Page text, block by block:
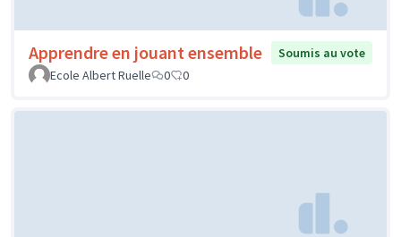
Apprendre en jouant ensemble
Soumis au vote
Ecole Albert Ruelle
0 0